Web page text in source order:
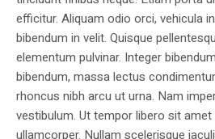
efficitur. Aliquam odio orci, vehicula
bibendum in velit. Quisque
elementum pulvinar. Integer
bibendum, massa lectus
rhoncus nibh arcu ut urna. Nam
vestibulum. Ut tempor libero sit
ullamcorper. Nullam scelerisque